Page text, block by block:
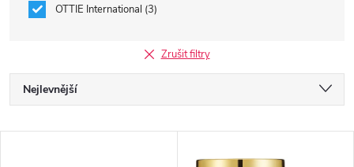
OTTIE International 3
Zrušit filtry
Ř
a
Nejlevnější